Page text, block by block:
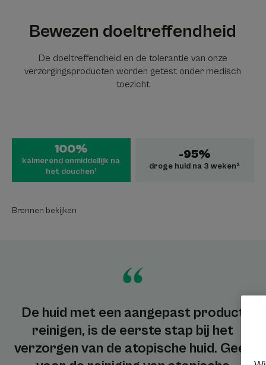
Bewezen doeltreffendheid
De doeltreffendheid en de tolerantie van onze
verzorgingsproducten worden getest onder medisch
toezicht
100%
kalmerend onmiddellijk na
het douchen¹
-95%
droge huid na 3 weken²
Bronnen bekijken
De huid met een aangepast product
reinigen, is de eerste stap bij het
verzorgen van de atopische huid. Geef